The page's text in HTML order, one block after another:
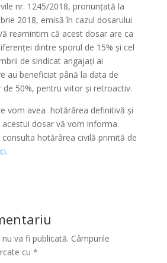
nr. 1245/2018, pronunțată la
2018, emisă în cazul dosarului
reamintim că acest dosar are ca
dintre sporul de 15% și cel
de sindicat angajați ai
au beneficiat până la data de
de 50%, pentru viitor și retroactiv.
vom avea hotărârea definitivă și
dosar vă vom informa.
hotărârea civilă primită de
.
va fi publicată. Câmpurile
cu *